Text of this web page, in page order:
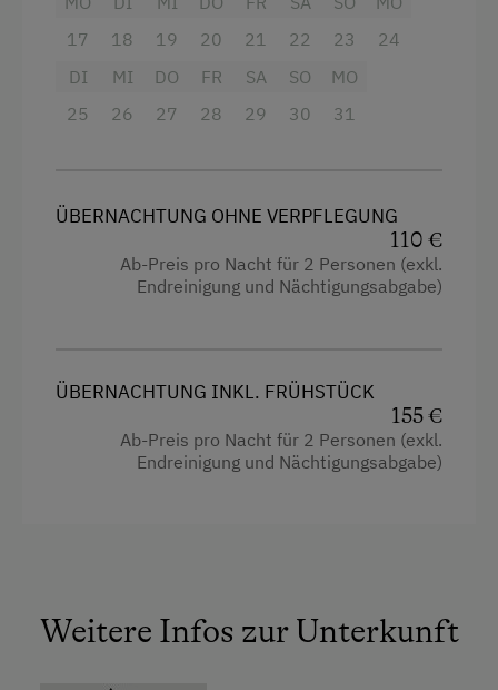
Sommerrodelbahn
Tennisplatz
Handtücher
Küche
Küchenausstattung
Tisch mit Lampe
Heizung
Ausziehcouch
17
18
19
20
21
22
23
24
DI
25
MI
26
DO
27
FR
28
SA
29
SO
30
MO
31
ÜBERNACHTUNG OHNE VERPFLEGUNG
110 €
Ab-Preis pro Nacht für 2 Personen (exkl.
Endreinigung und Nächtigungsabgabe)
ÜBERNACHTUNG INKL. FRÜHSTÜCK
155 €
Ab-Preis pro Nacht für 2 Personen (exkl.
Endreinigung und Nächtigungsabgabe)
Weitere Infos zur Unterkunft